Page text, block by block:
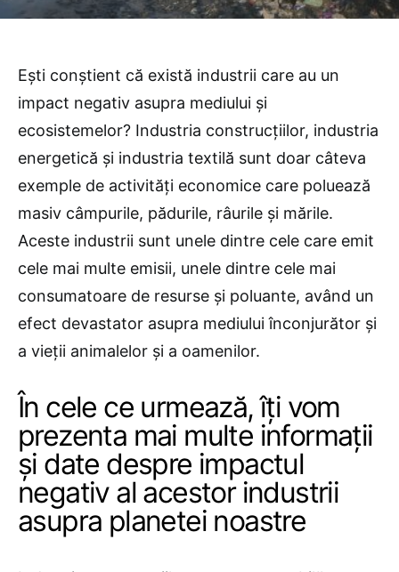
Ești conștient că există industrii care au un
impact negativ asupra mediului și
ecosistemelor? Industria construcțiilor, industria
energetică și industria textilă sunt doar câteva
exemple de activități economice care poluează
masiv câmpurile, pădurile, râurile și mările.
Aceste industrii sunt unele dintre cele care emit
cele mai multe emisii, unele dintre cele mai
consumatoare de resurse și poluante, având un
efect devastator asupra mediului înconjurător și
a vieții animalelor și a oamenilor.
În cele ce urmează, îți vom
prezenta mai multe informații
și date despre impactul
negativ al acestor industrii
asupra planetei noastre